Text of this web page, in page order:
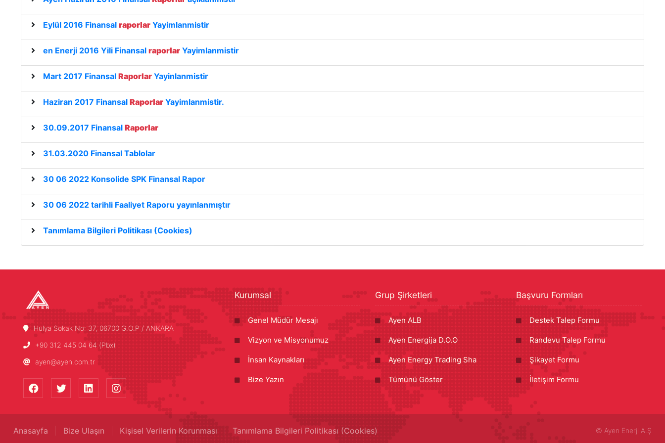
Eylül 2016 Finansal raporlar Yayimlanmistir
en Enerji 2016 Yili Finansal raporlar Yayimlanmistir
Mart 2017 Finansal Raporlar Yayinlanmistir
Haziran 2017 Finansal Raporlar Yayimlanmistir.
30.09.2017 Finansal Raporlar
31.03.2020 Finansal Tablolar
30 06 2022 Konsolide SPK Finansal Rapor
30 06 2022 tarihli Faaliyet Raporu yayınlanmıştır
Tanımlama Bilgileri Politikası (Cookies)
Hülya Sokak No: 37, 06700 G.O.P / ANKARA
+90 312 445 04 64 (Pbx)
ayen@ayen.com.tr
Kurumsal
Genel Müdür Mesajı
Vizyon ve Misyonumuz
İnsan Kaynakları
Bize Yazın
Grup Şirketleri
Ayen ALB
Ayen Energija D.O.O
Ayen Energy Trading Sha
Tümünü Göster
Başvuru Formları
Destek Talep Formu
Randevu Talep Formu
Şikayet Formu
İletişim Formu
Anasayfa Bize Ulaşın Kişisel Verilerin Korunması Tanımlama Bilgileri Politikası (Cookies) © Ayen Enerji A.Ş